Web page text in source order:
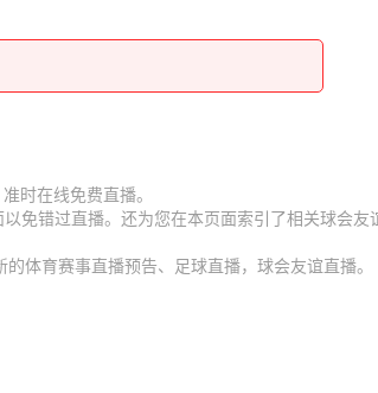
时在线免费直播。
免错过直播。还为您在本页面索引了相关球会友
体育赛事直播预告、足球直播，球会友谊直播。